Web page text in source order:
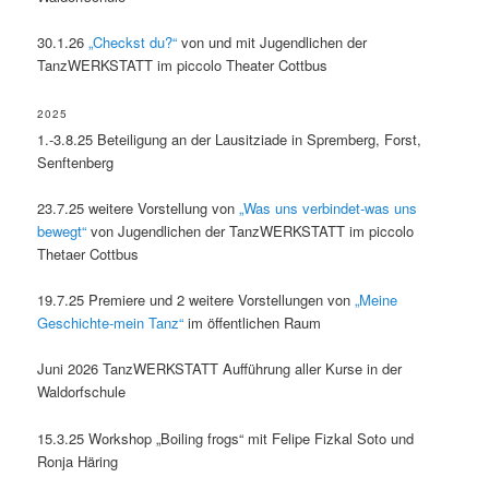
30.1.26„Checkst du?“ von und mit Jugendlichen der
TanzWERKSTATT im piccolo Theater Cottbus
2025
1.-3.8.25 Beteiligung an der Lausitziade in Spremberg, Forst,
Senftenberg
23.7.25 weitere Vorstellung von„Was uns verbindet-was uns
bewegt“ von Jugendlichen der TanzWERKSTATT im piccolo
Thetaer Cottbus
19.7.25 Premiere und 2 weitere Vorstellungen von„Meine
Geschichte-mein Tanz“ im öffentlichen Raum
Juni 2026 TanzWERKSTATT Aufführung aller Kurse in der
Waldorfschule
15.3.25 Workshop „Boiling frogs“ mit Felipe Fizkal Soto und
Ronja Häring